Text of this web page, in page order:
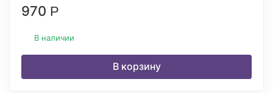
970 Р
В наличии
В корзину